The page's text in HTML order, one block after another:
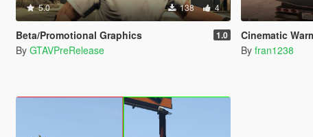
5.0 138 4
Beta/Promotional Graphics 1.0
By GTAVPreRelease
Cinematic
By fran1238